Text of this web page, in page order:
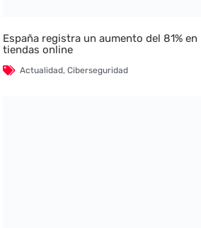
España registra un aumento del 81%
tiendas online
Actualidad,Ciberseguridad